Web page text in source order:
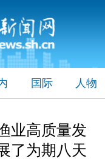
国际 人物
业高质量发
了为期八天